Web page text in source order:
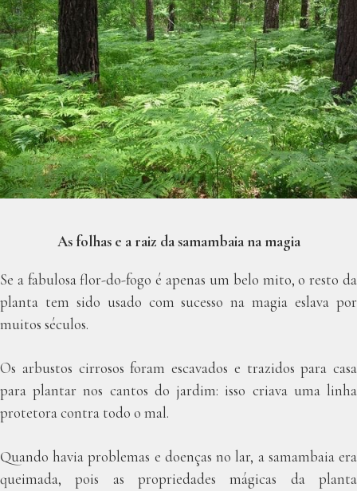
As folhas e a raiz da samambaia na magia
Se a fabulosa flor-do-fogo é apenas um belo mito, o resto da
planta tem sido usado com sucesso na magia eslava por
muitos séculos.
Os arbustos cirrosos foram escavados e trazidos para casa
para plantar nos cantos do jardim: isso criava uma linha
protetora contra todo o mal.
Quando havia problemas e doenças no lar, a samambaia era
queimada, pois as propriedades mágicas da planta